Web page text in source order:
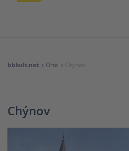
bbkult.net Orte Chýnov
Chýnov